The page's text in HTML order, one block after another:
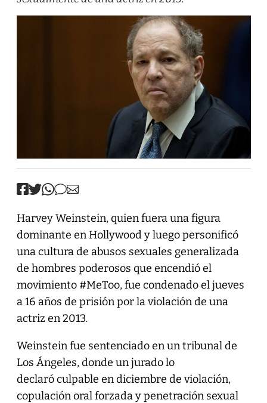
Harvey Weinstein, quien fuera una figura
dominante en Hollywood y luego personificó
una cultura de abusos sexuales generalizada
de hombres poderosos que encendió el
movimiento #MeToo, fue condenado el jueves
a 16 años de prisión por la violación de una
actriz en 2013.
Weinstein fue sentenciado en un tribunal de
Los Ángeles, donde un jurado lo
declaró culpable en diciembre de violación,
copulación oral forzada y penetración sexual